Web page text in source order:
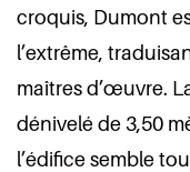
croquis, Dumont
l’extrême,
maîtres d’œuvre.
dénivelé de 3,50
l’édifice semble